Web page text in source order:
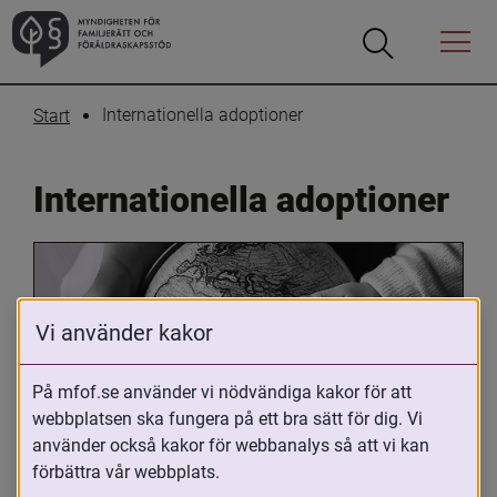
Öppna
Öppna
Menyn
Start Internationella adoptioner
Internationella adoptioner
Oavsett om du är adopterad,
adoptivförälder eller arbetar med
Vi använder kakor
På mfof.se använder vi nödvändiga kakor för att
webbplatsen ska fungera på ett bra sätt för dig. Vi
använder också kakor för webbanalys så att vi kan
förbättra vår webbplats.